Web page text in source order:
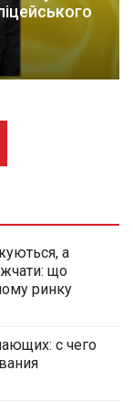
а
що
ринку
с чего